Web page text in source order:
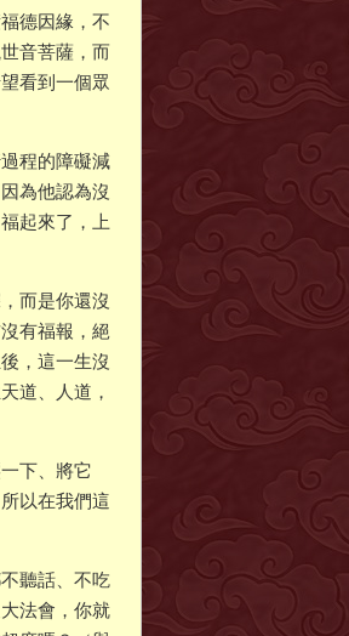
德因緣，不
音菩薩，而
看到一個眾
程的障礙減
為他認為沒
起來了，上
而是你還沒
有福報，絕
，這一生沒
道、人道，
下、將它
以在我們這
聽話、不吃
法會，你就